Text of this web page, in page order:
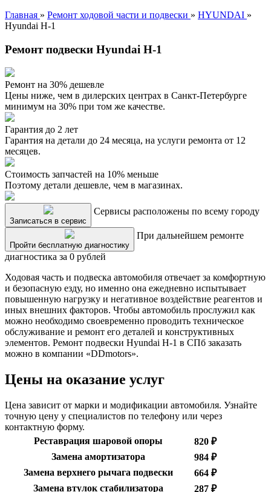
Главная » Ремонт ходовой части и подвески » HYUNDAI »
Hyundai H-1
Ремонт подвески Hyundai H-1
Ремонт на 30% дешевле
Цены ниже, чем в дилерских центрах в Санкт-Петербурге
минимум на 30% при том же качестве.
Гарантия до 2 лет
Гарантия на детали до 24 месяца, на услуги ремонта от 12
месяцев.
Стоимость запчастей на 10% меньше
Поэтому детали дешевле, чем в магазинах.
Записаться в сервис
Сервисы расположены по всему городу
Пройти бесплатную диагностику
При дальнейшем ремонте
диагностика за 0 рублей
Ходовая часть и подвеска автомобиля отвечает за комфортную
и безопасную езду, но именно она ежедневно испытывает
повышенную нагрузку и негативное воздействие реагентов и
иных внешних факторов. Чтобы автомобиль прослужил как
можно необходимо своевременно проводить техническое
обслуживание и ремонт его деталей и конструктивных
элементов. Ремонт подвески Hyundai H-1 в СПб заказать
можно в компании «DDmotors».
Цены на оказание услуг
Цена зависит от марки и модификации автомобиля. Узнайте
точную цену у специалистов по телефону или через
контактную форму.
Реставрация шаровой опоры
820 ₽
Замена амортизатора
984 ₽
Замена верхнего рычага подвески
664 ₽
Замена втулок стабилизатора
287 ₽